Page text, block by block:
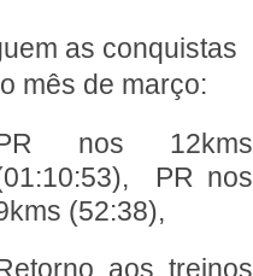
as conquistas
mês de março:
nos 12kms
PR nos
(52:38),
aos treinos